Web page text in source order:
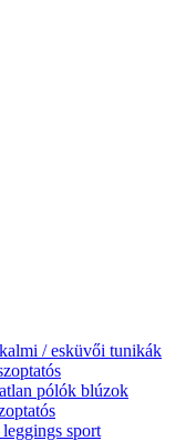
/ esküvői tunikák
pólók blúzok
leggings sport